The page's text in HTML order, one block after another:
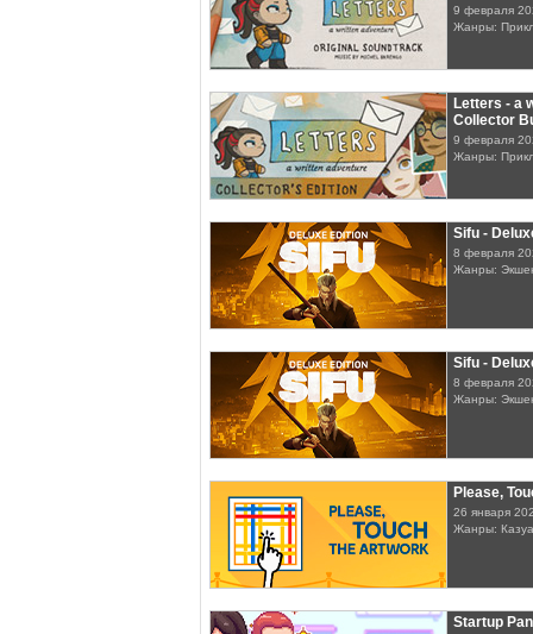
9 февраля
Жанры:
Letters - a
Collector
9 февраля
Жанры:
Sifu -
8 февраля
Жанры:
Sifu -
8 февраля
Жанры:
Please,
26 января
Жанры:
Startup